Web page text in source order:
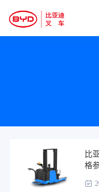
比
格